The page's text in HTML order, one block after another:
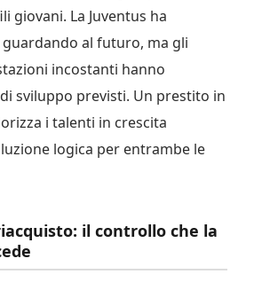
giovani. La Juventus ha
al futuro, ma gli
incostanti hanno
sviluppo previsti. Un prestito in
i talenti in crescita
logica per entrambe le
il controllo che la